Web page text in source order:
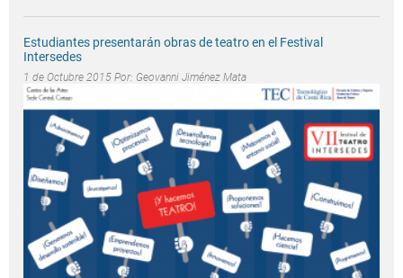
Estudiantes presentarán obras de teatro en el Festival
Intersedes
1 de Octubre 2015 Por: Geovanni Jiménez Mata